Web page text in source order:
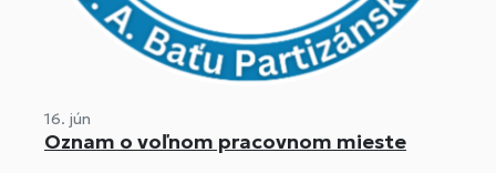
16. jún
Oznam o voľnom pracovnom mieste